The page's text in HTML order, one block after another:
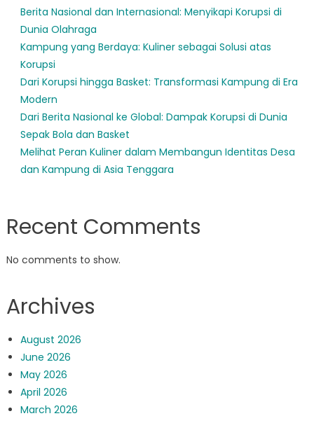
Berita Nasional dan Internasional: Menyikapi Korupsi di
Dunia Olahraga
Kampung yang Berdaya: Kuliner sebagai Solusi atas
Korupsi
Dari Korupsi hingga Basket: Transformasi Kampung di Era
Modern
Dari Berita Nasional ke Global: Dampak Korupsi di Dunia
Sepak Bola dan Basket
Melihat Peran Kuliner dalam Membangun Identitas Desa
dan Kampung di Asia Tenggara
Recent Comments
No comments to show.
Archives
August 2026
June 2026
May 2026
April 2026
March 2026